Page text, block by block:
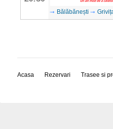
Bălăbănești
Acasa Rezervari Trasee si